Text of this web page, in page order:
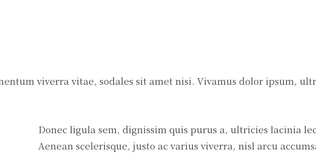
viverra vitae, sodales sit amet nisi. Vivamus dolor ipsum,
Donec ligula sem, dignissim quis purus a, ultricies lacinia
Aenean scelerisque, justo ac varius viverra, nisl arcu